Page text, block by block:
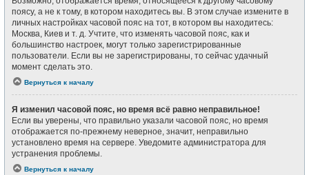
поясу, а не к тому, в котором находитесь вы. В этом случае измените в
личных настройках часовой пояс на тот, в котором вы находитесь:
Москва, Киев и т. д. Учтите, что изменять часовой пояс, как и
большинство настроек, могут только зарегистрированные
пользователи. Если вы не зарегистрированы, то сейчас удачный
момент сделать это.
Вернуться к началу
Я изменил часовой пояс, но время всё равно неправильное!
Если вы уверены, что правильно указали часовой пояс, но время
отображается по-прежнему неверное, значит, неправильно
установлено время на сервере. Уведомите администратора для
устранения проблемы.
Вернуться к началу